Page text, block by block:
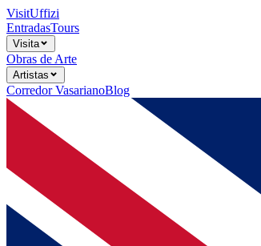
VisitUffizi
EntradasTours
Visita
Obras de Arte
Artistas
Corredor VasarianoBlog